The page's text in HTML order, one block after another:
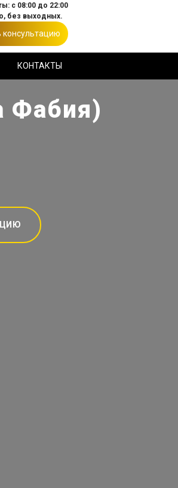
с 08:00 до 22:00
без выходных.
консультацию
КОНТАКТЫ
Фабия)